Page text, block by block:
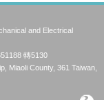
and Electrical
轉5130
Miaoli County, 361 Taiwan,